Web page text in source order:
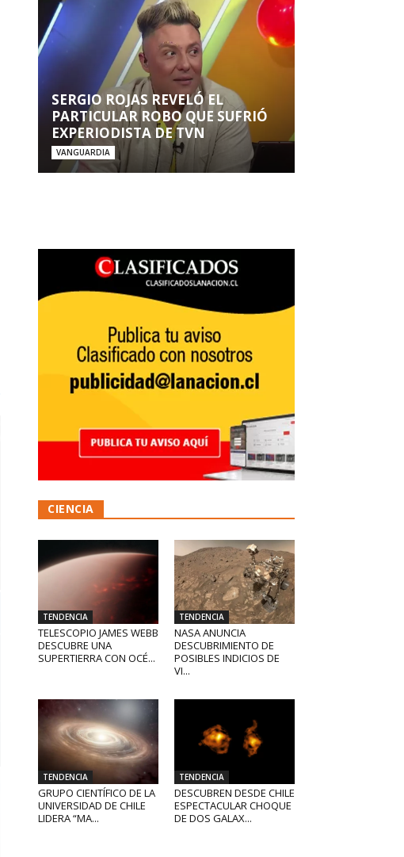
SERGIO ROJAS REVELÓ EL
PARTICULAR ROBO QUE SUFRIÓ
EXPERIODISTA DE TVN
VANGUARDIA
CIENCIA
TENDENCIA
TELESCOPIO JAMES WEBB
DESCUBRE UNA
SUPERTIERRA CON OCÉ...
TENDENCIA
NASA ANUNCIA
DESCUBRIMIENTO DE
POSIBLES INDICIOS DE
VI...
TENDENCIA
GRUPO CIENTÍFICO DE LA
UNIVERSIDAD DE CHILE
LIDERA “MA...
TENDENCIA
DESCUBREN DESDE CHILE
ESPECTACULAR CHOQUE
DE DOS GALAX...